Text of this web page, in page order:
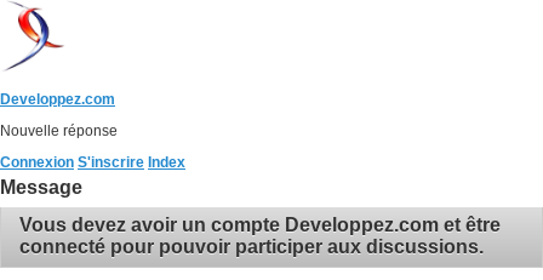
Developpez.com
Nouvelle réponse
Connexion S'inscrire Index
Message
Vous devez avoir un compte Developpez.com et être
connecté pour pouvoir participer aux discussions.